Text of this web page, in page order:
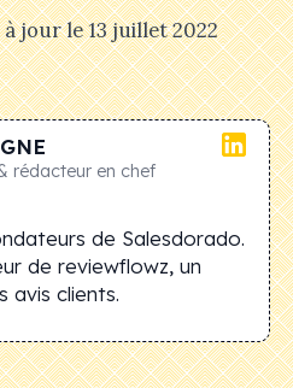
à jour le13 juillet 2022
rédacteur en chef
de Salesdorado.
de reviewflowz, un
avis clients.